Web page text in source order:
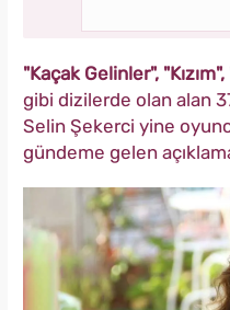
"Kaçak Gelinler",
gibi dizilerde olan alan
Selin Şekerci yine
gündeme gelen